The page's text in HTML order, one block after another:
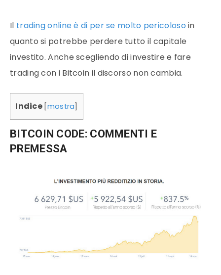
Il trading online è di per se molto pericoloso in
quanto si potrebbe perdere tutto il capitale
investito. Anche scegliendo di investire e fare
trading con i Bitcoin il discorso non cambia.
Indice [mostra
BITCOIN CODE: COMMENTI E
PREMESSA